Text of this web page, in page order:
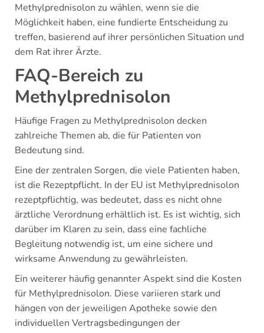
Methylprednisolon zu wählen, wenn sie die
Möglichkeit haben, eine fundierte Entscheidung zu
treffen, basierend auf ihrer persönlichen Situation und
dem Rat ihrer Ärzte.
FAQ-Bereich zu
Methylprednisolon
Häufige Fragen zu Methylprednisolon decken
zahlreiche Themen ab, die für Patienten von
Bedeutung sind.
Eine der zentralen Sorgen, die viele Patienten haben,
ist die Rezeptpflicht. In der EU ist Methylprednisolon
rezeptpflichtig, was bedeutet, dass es nicht ohne
ärztliche Verordnung erhältlich ist. Es ist wichtig, sich
darüber im Klaren zu sein, dass eine fachliche
Begleitung notwendig ist, um eine sichere und
wirksame Anwendung zu gewährleisten.
Ein weiterer häufig genannter Aspekt sind die Kosten
für Methylprednisolon. Diese variieren stark und
hängen von der jeweiligen Apotheke sowie den
individuellen Vertragsbedingungen der